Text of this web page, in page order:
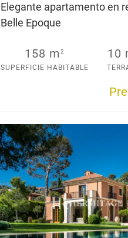
Elegante apartamento en
Belle Epoque
158 m2
SUPERFICIE HABITABLE
10